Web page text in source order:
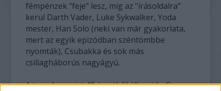
fémpénzek "feje" lesz, míg az "írásoldalra"
kerül Darth Vader, Luke Sykwalker, Yoda
mester, Han Solo (neki van már gyakorlata,
mert az egyik epizódban széntömbbe
nyomták), Csubakka és sok más
csillagháborús nagyágyú.
A tervek szerint 40 érméből áll majd a Star